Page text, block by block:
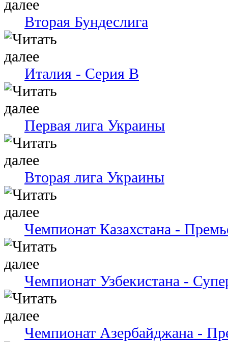
Вторая Бундеслига
Италия - Серия В
Первая лига Украины
Вторая лига Украины
Чемпионат Казахстана -
Чемпионат Узбекистана -
Чемпионат Азербайджана -